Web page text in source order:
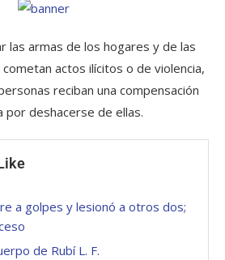
las armas de los hogares y de las
actos ilícitos o de violencia,
reciban una compensación
por deshacerse de ellas.
a golpes y lesionó a otros dos;
de Rubí L. F.